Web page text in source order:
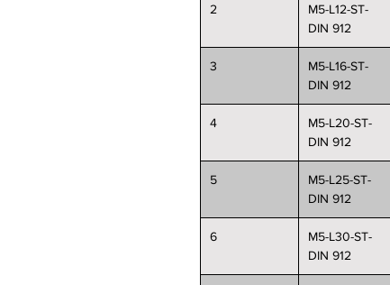
2
M5-L12-ST-
DIN 912
3
M5-L16-ST-
DIN 912
4
M5-L20-ST-
DIN 912
5
M5-L25-ST-
DIN 912
6
M5-L30-ST-
DIN 912